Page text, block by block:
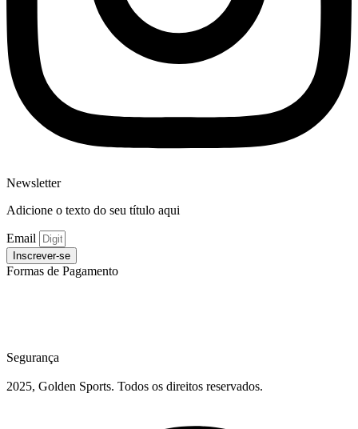
Newsletter
Adicione o texto do seu título aqui
Email
Inscrever-se
Formas de Pagamento
Segurança
2025, Golden Sports. Todos os direitos reservados.